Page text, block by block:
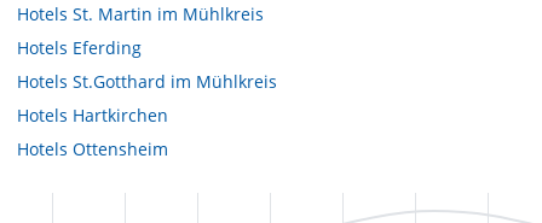
Hotels St. Martin im Mühlkreis
Hotels Eferding
Hotels St.Gotthard im Mühlkreis
Hotels Hartkirchen
Hotels Ottensheim